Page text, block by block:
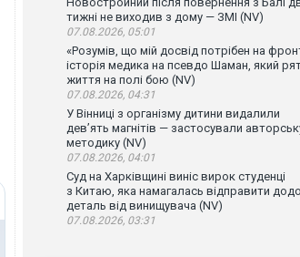
тижні не виходив з дому — ЗМІ (NV)
07.08.2026, 05:01
«Розумів, що мій досвід потрібен на
історія медика на псевдо Шаман, який
життя на полі бою (NV)
07.08.2026, 04:31
У Вінниці з організму дитини видалили
дев’ять магнітів — застосували
методику (NV)
07.08.2026, 04:01
Суд на Харківщині виніс вирок студенці
з Китаю, яка намагалась відправити
деталь від винищувача (NV)
07.08.2026, 03:31